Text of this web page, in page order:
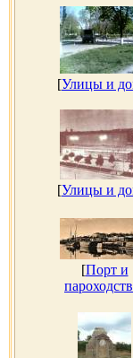
[Улицы и
[Улицы и
[Порт и